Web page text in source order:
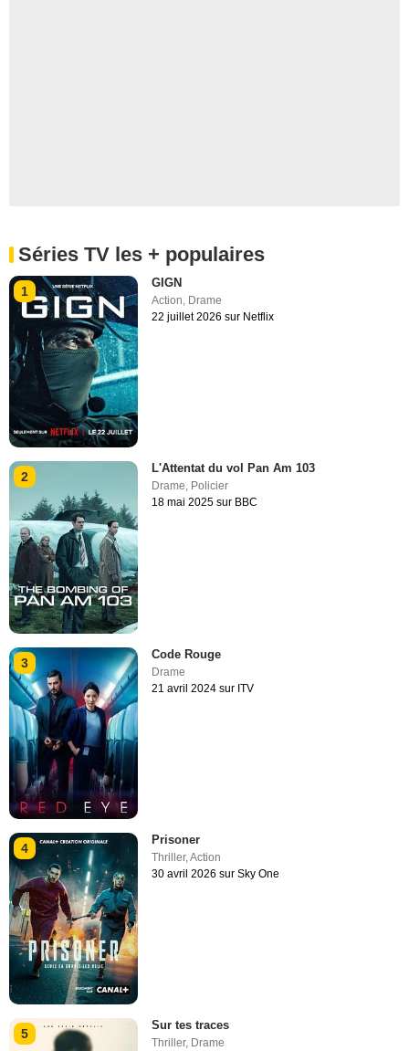
Séries TV les + populaires
1
GIGN
Action, Drame
22 juillet 2026 sur Netflix
2
L'Attentat du vol Pan Am 103
Drame, Policier
18 mai 2025 sur BBC
3
Code Rouge
Drame
21 avril 2024 sur ITV
4
Prisoner
Thriller,Action
30 avril 2026 sur Sky One
5
Sur tes traces
Thriller, Drame